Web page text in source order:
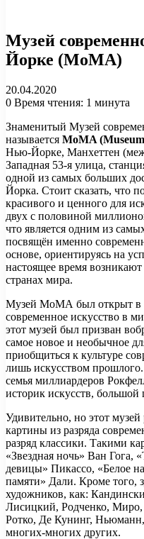
Музей
Йорке (MoMA)
20.04.2020
0 Время чтения: 1 минута
Знаменитый Музей
называется MoMA
Нью-Йорке, Манхеттен
Западная 53-я улица,
одной из самых больших
Йорка. Стоит сказать, что
красивого и ценного для
двух с половиной
что является одним из
посвящён именно
основе, ориентируясь на
настоящее время
странах мира.
Музей МоМА был открыт в
современное искусство в
этот музей был призван
самое новое и необычное
приобщиться к культуре
лишь искусством
семья миллиардеров
историк искусств,
Удивительно, но этот музей
картины из разряда
разряд классики. Такими
«Звездная ночь» Ван Гога,
девицы» Пикассо, «Белое
памяти» Дали. Кроме того,
художников, как:
Лисицкий, Родченко,
Ротко, Де Кунинг,
многих-многих других.